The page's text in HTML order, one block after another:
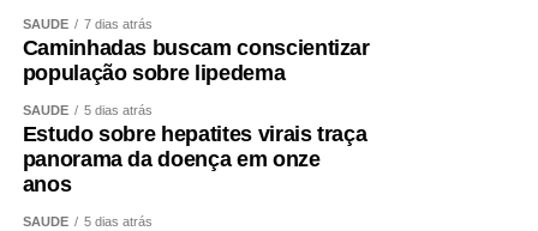
SAÚDE 7 dias atrás
Caminhadas buscam conscientizar
população sobre lipedema
SAÚDE 5 dias atrás
Estudo sobre hepatites virais traça
panorama da doença em onze
anos
SAÚDE 5 dias atrás